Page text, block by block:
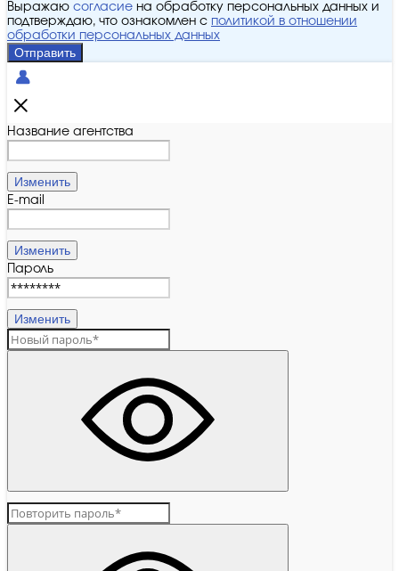
Выражаю согласие на обработку персональных данных и
подтверждаю, что ознакомлен с политикой в отношении
обработки персональных данных
Отправить
Название агентства
Изменить
E-mail
Изменить
Пароль
Изменить